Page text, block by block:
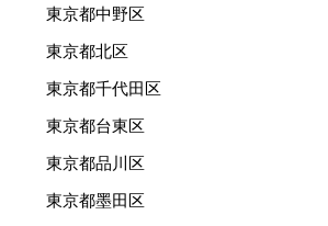
東京都中野区
東京都北区
東京都千代田区
東京都台東区
東京都品川区
東京都墨田区